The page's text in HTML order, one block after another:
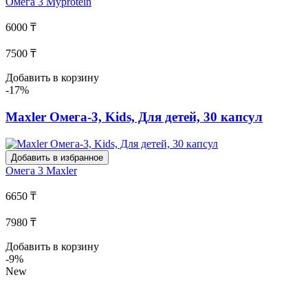
6000 ₸
7500 ₸
Добавить в корзину
-17%
Maxler Омега-3, Kids, Для детей, 30 капсул
Добавить в избранное
Омега 3 Maxler
6650 ₸
7980 ₸
Добавить в корзину
-9%
New